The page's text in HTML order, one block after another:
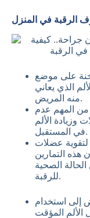
الرقبة في المنزل
على موضع
الذي يعاني
منه المريض.
من المهم عدم
وزيادة الألم
في المستقبل.
عضلات
هذه التمارين
الصحية
للرقبة.
إلى استخدام